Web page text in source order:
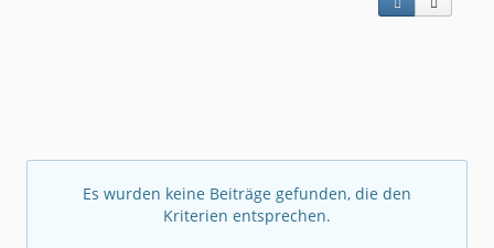
Es wurden keine Beiträge gefunden, die den
Kriterien entsprechen.